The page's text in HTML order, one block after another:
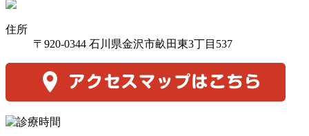
住所
〒920-0344 石川県金沢市畝田東3丁目537